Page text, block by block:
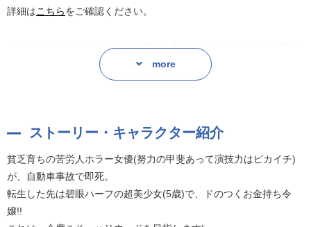
詳細はこちらをご確認ください。
小学館「ガガガ文庫」より、耳で楽しむ「オーディオブック」第五
特典として、朗読を担当する青山吉能さん、厚木那奈美さん、林鼓
貧乏育ちの苦労人ホラー女優(努力の甲斐あって演技力はピカイチ)
転生した先は碧眼ハーフの超美少女(5歳)で、ドのつくお金持ち令
嬢!!
これは…今度こそ…ハリウッドを目指します!
more
ストーリー・キャラクター紹介
貧乏育ちの苦労人ホラー女優(努力の甲斐あって演技力はピカイチ)
が、自動車事故で即死。
転生した先は碧眼ハーフの超美少女(5歳)で、ドのつくお金持ち令
嬢!!